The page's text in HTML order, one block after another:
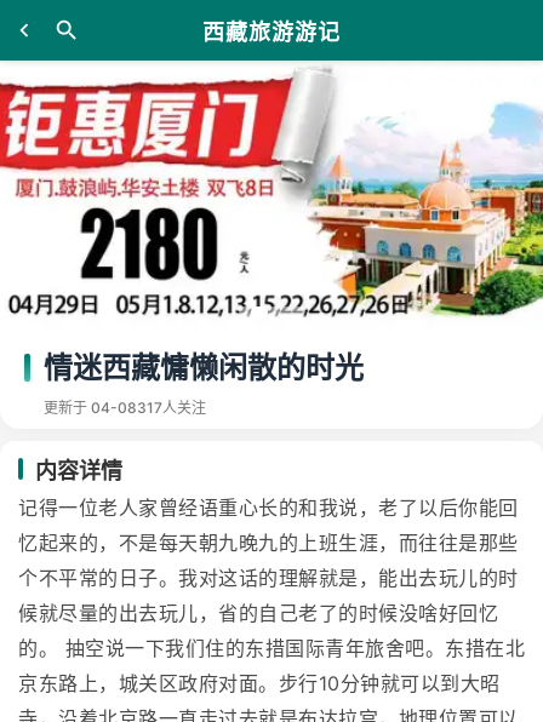
西藏旅游游记
情迷西藏慵懒闲散的时光
更新于 04-08317人关注
内容详情
记得一位老人家曾经语重心长的和我说，老了以后你能回
忆起来的，不是每天朝九晚九的上班生涯，而往往是那些
个不平常的日子。我对这话的理解就是，能出去玩儿的时
候就尽量的出去玩儿，省的自己老了的时候没啥好回忆
的。 抽空说一下我们住的东措国际青年旅舍吧。东措在北
京东路上，城关区政府对面。步行10分钟就可以到大昭